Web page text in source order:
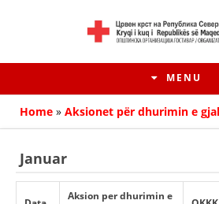
MENU
Home » Aksionet për dhurimin e
Januar
Aksion per dhurimin e